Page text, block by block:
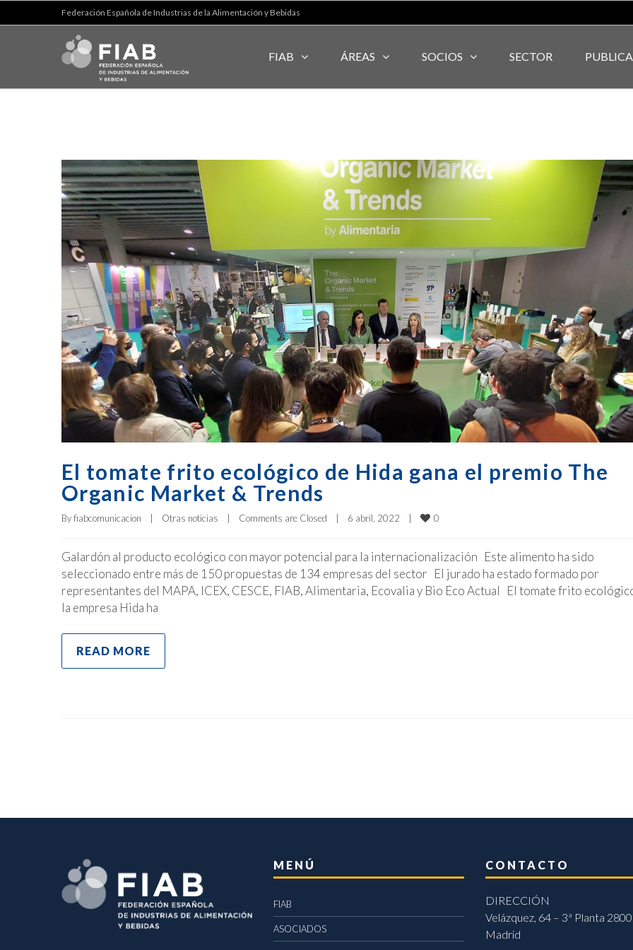
Federación Española de Industrias de la Alimentación y Bebidas
FIAB ÁREAS SOCIOS SECTOR
El tomate frito ecológico de Hida gana el premio The
Organic Market & Trends
By fiabcomunicacion Otras noticias Comments are Closed 6 abril, 2022 0
Galardón al producto ecológico con mayor potencial para la internacionalización Este alimento ha sido
seleccionado entre más de 150 propuestas de 134 empresas del sector El jurado ha estado formado por
representantes del MAPA, ICEX, CESCE, FIAB, Alimentaria, Ecovalia y Bio Eco Actual El tomate frito
la empresa Hida ha
READ MORE
MENÚ
FIAB
ASOCIADOS
CONTACTO
DIRECCIÓN
Velázquez, 64 – 3ª Planta
Madrid